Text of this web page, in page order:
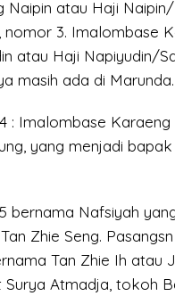
Naipin atau Haji
nomor 3. Imalombase
atau Haji Napiyudin/
masih ada di Marunda.
: Imalombase Karaeng
yang menjadi
bernama Nafsiyah
Zhie Seng.
Tan Zhie Ih atau
Surya Atmadja, tokoh